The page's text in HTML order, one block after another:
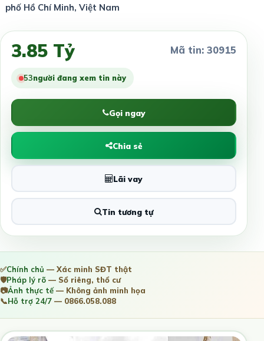
phố Hồ Chí Minh, Việt Nam
3.85 Tỷ Mã tin: 30915
53người đang xem tin này
Gọi ngay
Chia sẻ
Lãi vay
Tin tương tự
✅Chính chủ — Xác minh SĐT thật
🛡️Pháp lý rõ — Sổ riêng, thổ cư
📷Ảnh thực tế— Không ảnh minh họa
📞Hỗ trợ 24/7 — 0866.058.088